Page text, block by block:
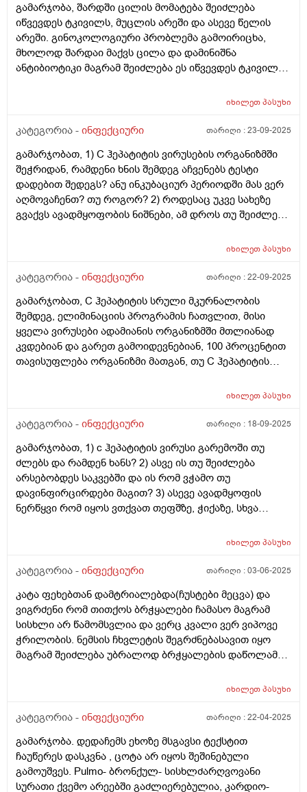
საწინაღდეგი 1 დავლიე და ეს მეირე დღეს რო უნდა
დამელია კიდე ანტიბიოტიკიდამნიშნა. და რავქნა ამას
რო მოვრჩები ხელ მეირედ ის მეორე სოკოს
საწინაღმდეგო დავლიო?? თურავქნა ძალიან დავიბენი
რეაქციაა რომ ჯანმრთელდება თუ ანტიბიოტიკების
უკუჩვენება? რამდენად სასიშია? ეს ვკითხე ხელოვნურ
ინტელეტსაც და არ მაკმაყოფილებს პასუხი და იქნებ
თქვენ გქონდეთ ამის გამოცდილება პრაქტიკაში
გამარჯობა, შარდში ცილის მომატება შეიძლება
იწვევდეს ტკივილს, მუცლის არეში და ასევე წელის
არეში. გინოკოლოგიური პრობლემა გამოირიცხა,
მხოლოდ შარდაი მაქვს ცილა და დამინიშნა
ანტიბიოტიკი მაგრამ შეიძლება ეს იწვევდეს ტკივილს
მაგალითად ხერხემალის ბრალინხობარ შეილება
იხილეთპასუხი
კატეგორია - ინფექციური თარიღი :23-09-2025
გამარჯობათ, 1) C ჰეპატიტის ვირუსების ორგანიზმში
შეჭრიდან, რამდენი ხნის შემდეგ აჩვენებს ტესტი
დადებით შედეგს? ანუ ინკუბაციურ პერიოდში მას ვერ
აღმოვაჩენთ? თუ როგორ? 2) როდესაც უკვე სახეზე
გვაქვს ავადმყოფობის ნიშნები, ამ დროს თუ შეიძლება
ელიმინაციის გავლით მთლიანად მორჩება მას
უნარჩუნდება? ეს ანტისხეულები მას დაიცავს ვირუსები
დიახ, რამდენ ხანს? ასეთ დროს როგორ გებულობენ
ადამიანს აქვს თუ არა ვირუსი, თუ ტესტი დადებითია?
4) თუ ავადმყოფი კი მოჩა, მაგრამ ელიმინაციის
პროგრამა არ გაუვლია და ამის გამო აქვს ვირუსი
ორგანიზმში, მასზე ტესტი დადებითს აჩვენებს? თუ კი
რატომ ვერ ანადგურებენ C ჰეპატიტის ვირუსებს?
გმადლობთ
იხილეთპასუხი
კატეგორია - ინფექციური თარიღი :22-09-2025
გამარჯობათ, C ჰეპატიტის სრული მკურნალობის
შემდეგ, ელიმინაციის პროგრამის ჩათვლით, მისი
ყველა ვირუსები ადამიანის ორგანიზმში მთლიანად
კვდებიან და გარეთ გამოიდევნებიან, 100 პროცენტით
თავისუფლება ორგანიზმი მათგან, თუ C ჰეპატიტის
უბრალოდ არააქტიურ, უვნებელ ფორმაში გადადიან
რომლებთაც რაღაც, თუნდაც ხანგრძლივი დროის
გამოიწვიონ ეს დაავადება თავისი კლინიკური
ნიშნებით და ისევ თავიდან სამკურნალო გახდეს ეს C
ჰეპატიტი? ამ ორ ვარიანტთაგან რომელია მართალი?
გმადლობთ
იხილეთპასუხი
კატეგორია - ინფექციური თარიღი : 18-09-2025
გამარჯობათ, 1) c ჰეპატიტის ვირუსი გარემოში თუ
ძლებს და რამდენ ხანს? 2) ასვე ის თუ შეიძლება
არსებობდეს საკვებში და ის რომ ვჭამო თუ
დავინფირცირდები მაგით? 3) ასევე ავადმყოფის
ნერწყვი რომ იყოს ვთქვათ თეფშზე, ჭიქაზე, სხვა
ვჭამო საკვები ან თუნდაც შევეხო მას, დაავადება
სისხლი, რომელის წვეთები გარემოში რაიმე საგანზეა
ავადმყოფის კანზე, ოფლში, ცრემლში, ნერეყვში თუა
ვირუსი, თუ მარტო სისხლშია? გმადლობთ
იხილეთპასუხი
კატეგორია - ინფექციური თარიღი :03-06-2025
კატა ფეხებთან დამტრიალებდა(ჩუსტები მეცვა) და
ვიგრძენი რომ თითქოს ბრჭყალები ჩამასო მაგრამ
სისხლი არ წამომსვლია და ვერც კვალი ვერ ვიპოვე
ჭრილობის. ნემსის ჩხვლეტის შეგრძნებასავით იყო
მაგრამ შეიძლება უბრალოდ ბრჭყალების დაწოლამ
იხილეთპასუხი
კატეგორია - ინფექციური თარიღი :22-04-2025
გამარჯობა. დედაჩემს ეხოზე მსგავსი ტექსტით
ჩაუწერეს დასკვნა , ცოტა არ იყოს შეშინებული
გამოუშვეს. Pulmo- ბრონქულ- სისხლძარღვოვანი
სურათი ქვემო არეებში გაძლიერებულია, კარდიო-